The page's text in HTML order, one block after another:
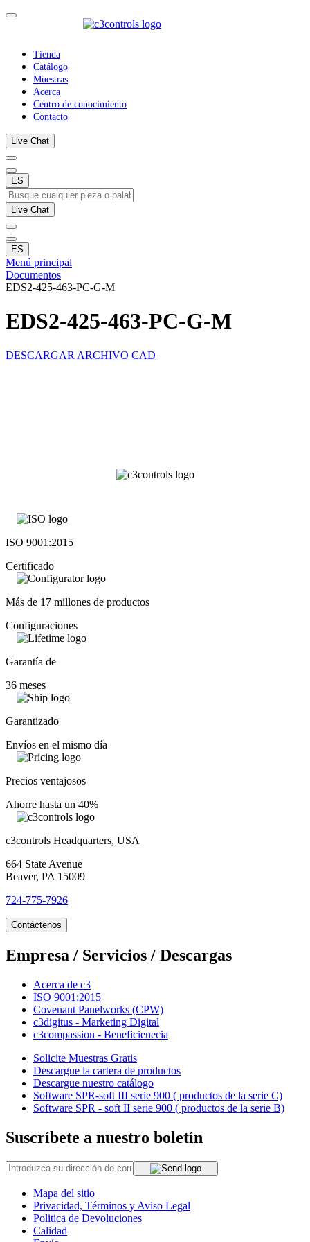
Tienda
Catálogo
Muestras
Acerca
Centro de conocimiento
Contacto
Live Chat
ES
Live Chat
ES
Menú principal
Documentos
EDS2-425-463-PC-G-M
EDS2-425-463-PC-G-M
DESCARGAR ARCHIVO CAD
ISO 9001:2015
Certificado
Más de 17 millones de productos
Configuraciones
Garantía de
36 meses
Garantizado
Envíos en el mismo día
Precios ventajosos
Ahorre hasta un 40%
c3controls Headquarters, USA
664 State Avenue
Beaver, PA 15009
724-775-7926
Contáctenos
Empresa / Servicios / Descargas
Acerca de c3
ISO 9001:2015
Covenant Panelworks (CPW)
c3digitus - Marketing Digital
c3compassion - Beneficienecia
Solicite Muestras Gratis
Descargue la cartera de productos
Descargue nuestro catálogo
Software SPR-soft III serie 900 ( productos de la serie C)
Software SPR - soft II serie 900 ( productos de la serie B)
Suscríbete a nuestro boletín
Mapa del sitio
Privacidad, Términos y Aviso Legal
Politica de Devoluciones
Calidad